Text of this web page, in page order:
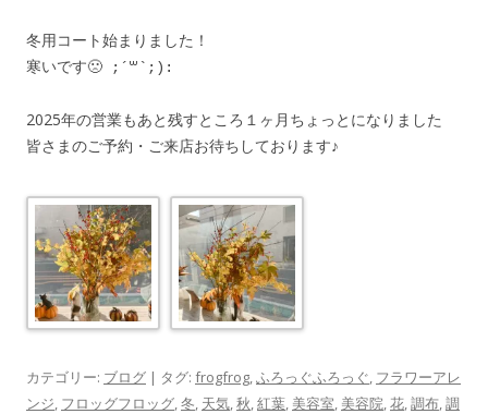
冬用コート始まりました！
寒いです🙁 ;´꒳`;):
2025年の営業もあと残すところ１ヶ月ちょっとになりました
皆さまのご予約・ご来店お待ちしております♪
カテゴリー: ブログ | タグ: frogfrog,ふろっぐふろっぐ, フラワーアレ
ンジ, フロッグフロッグ,冬, 天気,秋,紅葉, 美容室, 美容院,花,調布,調